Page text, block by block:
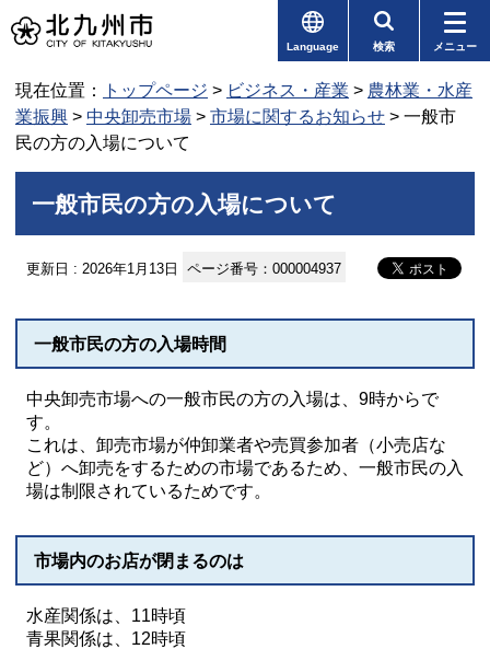
Language 検索 メニュー
現在位置： トップページ > ビジネス・産業 > 農林業・水産
業振興 > 中央卸売市場 > 市場に関するお知らせ > 一般市
民の方の入場について
一般市民の方の入場について
更新日 : 2026年1月13日 ページ番号：000004937
一般市民の方の入場時間
中央卸売市場への一般市民の方の入場は、9時からで
す。
これは、卸売市場が仲卸業者や売買参加者（小売店な
ど）へ卸売をするための市場であるため、一般市民の入
場は制限されているためです。
市場内のお店が閉まるのは
水産関係は、11時頃
青果関係は、12時頃